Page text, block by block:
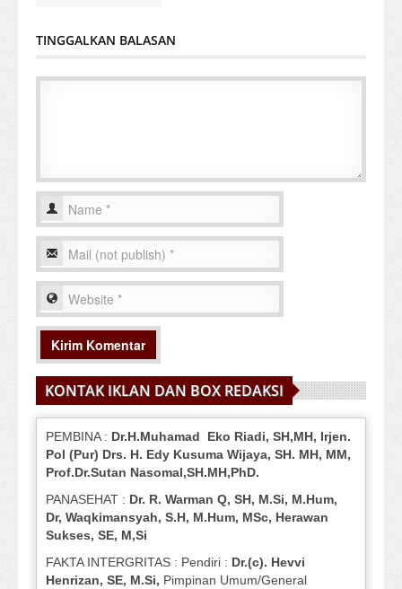
TINGGALKAN BALASAN
KONTAK IKLAN DAN BOX REDAKSI
PEMBINA : Dr.H.Muhamad Eko Riadi, SH,MH, Irjen.
Pol (Pur) Drs. H. Edy Kusuma Wijaya, SH. MH, MM,
Prof.Dr.Sutan Nasomal,SH.MH,PhD.
PANASEHAT : Dr. R. Warman Q, SH, M.Si, M.Hum,
Dr, Waqkimansyah, S.H, M.Hum, MSc, Herawan
Sukses, SE, M,Si
FAKTA INTERGRITAS : Pendiri : Dr.(c). Hevvi
Henrizan, SE, M.Si, Pimpinan Umum/General